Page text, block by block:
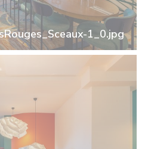
1_0.jpg